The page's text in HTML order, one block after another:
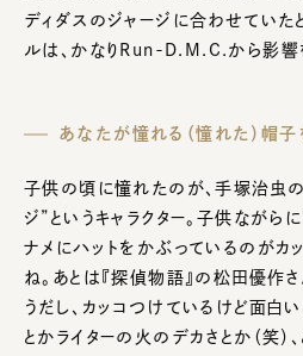
ディダスのジャージに合わせていた
ルは、かなり Run-D.M.C. から影響
あなたが憧れる（憧れた）帽子
子供の頃に憧れたのが、手塚治虫
ジ”というキャラクター。子供ながら
ナメにハットをかぶっているのがカ
ね。あとは『探偵物語』の松田優作
うだし、カッコつけているけど面白
とかライターの火のデカさとか（笑）